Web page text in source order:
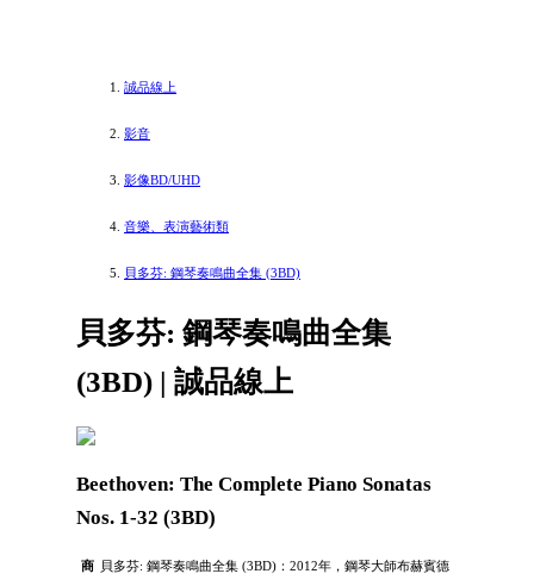
誠品線上
影音
影像BD/UHD
音樂、表演藝術類
貝多芬: 鋼琴奏鳴曲全集 (3BD)
貝多芬: 鋼琴奏鳴曲全集
(3BD) | 誠品線上
Beethoven: The Complete Piano Sonatas
Nos. 1-32 (3BD)
商
貝多芬: 鋼琴奏鳴曲全集 (3BD)：2012年，鋼琴大師布赫賓德